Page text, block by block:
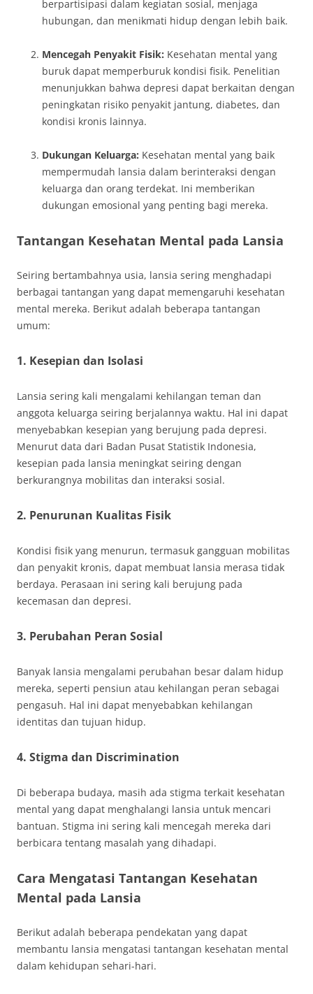
berpartisipasi dalam kegiatan sosial, menjaga
hubungan, dan menikmati hidup dengan lebih baik.
Mencegah Penyakit Fisik: Kesehatan mental yang
buruk dapat memperburuk kondisi fisik. Penelitian
menunjukkan bahwa depresi dapat berkaitan dengan
peningkatan risiko penyakit jantung, diabetes, dan
kondisi kronis lainnya.
Dukungan Keluarga: Kesehatan mental yang baik
mempermudah lansia dalam berinteraksi dengan
keluarga dan orang terdekat. Ini memberikan
dukungan emosional yang penting bagi mereka.
Tantangan Kesehatan Mental pada Lansia
Seiring bertambahnya usia, lansia sering menghadapi
berbagai tantangan yang dapat memengaruhi kesehatan
mental mereka. Berikut adalah beberapa tantangan
umum:
1. Kesepian dan Isolasi
Lansia sering kali mengalami kehilangan teman dan
anggota keluarga seiring berjalannya waktu. Hal ini dapat
menyebabkan kesepian yang berujung pada depresi.
Menurut data dari Badan Pusat Statistik Indonesia,
kesepian pada lansia meningkat seiring dengan
berkurangnya mobilitas dan interaksi sosial.
2. Penurunan Kualitas Fisik
Kondisi fisik yang menurun, termasuk gangguan mobilitas
dan penyakit kronis, dapat membuat lansia merasa tidak
berdaya. Perasaan ini sering kali berujung pada
kecemasan dan depresi.
3. Perubahan Peran Sosial
Banyak lansia mengalami perubahan besar dalam hidup
mereka, seperti pensiun atau kehilangan peran sebagai
pengasuh. Hal ini dapat menyebabkan kehilangan
identitas dan tujuan hidup.
4. Stigma dan Discrimination
Di beberapa budaya, masih ada stigma terkait kesehatan
mental yang dapat menghalangi lansia untuk mencari
bantuan. Stigma ini sering kali mencegah mereka dari
berbicara tentang masalah yang dihadapi.
Cara Mengatasi Tantangan Kesehatan
Mental pada Lansia
Berikut adalah beberapa pendekatan yang dapat
membantu lansia mengatasi tantangan kesehatan mental
dalam kehidupan sehari-hari.